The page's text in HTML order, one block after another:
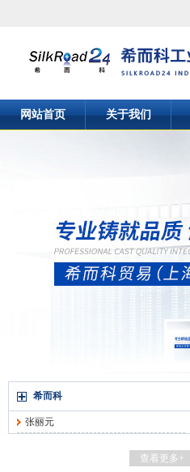
网站首页 关于我们
希而科
张丽元
查看更多+